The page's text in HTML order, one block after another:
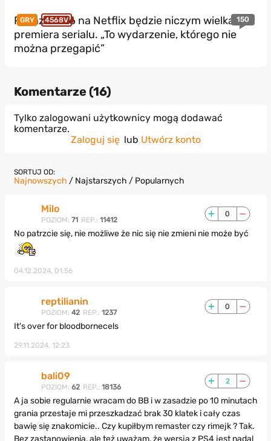
GRY 4568V 150
Pokaz GTA 6 na Netflix będzie niczym wielka
premiera serialu. „To wydarzenie, którego nie
można przegapić”
Komentarze (16)
Tylko zalogowani użytkownicy mogą dodawać
komentarze.
Zaloguj się lub Utwórz konto
SORTUJ OD:
Najnowszych / Najstarszych / Popularnych
Milo
POZIOM: 71 REP.: 11412
0
No patrzcie się, nie możliwe że nic się nie zmieni nie może być
04.12.2024, 01:56
reptilianin
POZIOM: 42 REP.: 1237
0
It's over for bloodbornecels
29.11.2024, 12:23
bali09
POZIOM: 62 REP.: 18136
2
A ja sobie regularnie wracam do BB i w zasadzie po 10 minutach
grania przestaje mi przeszkadzać brak 30 klatek i cały czas
bawię się znakomicie.. Czy kupiłbym remaster czy rimejk ? Tak.
Bez zastanowienia, ale też uważam, że wersja z PS4 jest nadal